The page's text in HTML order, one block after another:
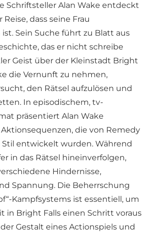
Schriftsteller Alan Wake entdeckt
dass seine Frau
Sein Suche führt zu Blatt aus
das er nicht schreibe
Geist über der Kleinstadt Bright
die Vernunft zu nehmen,
den Rätsel aufzulösen und
In episodischem, tv-
präsentiert Alan Wake
die von Remedy
entwickelt wurden. Während
in das Rätsel hineinverfolgen,
Hindernisse,
Spannung. Die Beherrschung
Kampfsystems ist essentiell, um
in Bright Falls einen Schritt voraus
Gestalt eines Actionspiels und